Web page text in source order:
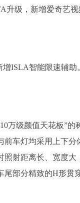
升级，新增爱奇艺
ISLA智能限速辅
万级颜值天花板”
车灯均采用上下
射距离长、宽度
部分精致的H形贯